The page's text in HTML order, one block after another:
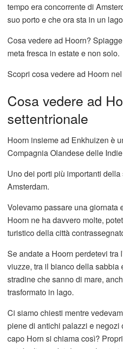
tempo era concorrente di
suo porto e che ora sta in un
Cosa vedere ad Hoorn?
meta fresca in estate e non solo.
Scopri cosa vedere ad Hoorn
Cosa vedere ad
settentrionale
Hoorn insieme ad Enkhuizen è
Compagnia Olandese delle
Uno dei porti più importanti
Amsterdam.
Volevamo passare una giornata
Hoorn ne ha davvero molte,
turistico della città
Se andate a Hoorn perdetevi tra
viuzze, tra il bianco della sabbia
stradine che sanno di mare,
trasformato in lago.
Ci siamo chiesti mentre
piene di antichi palazzi e negozi
capo Horn si chiama così?